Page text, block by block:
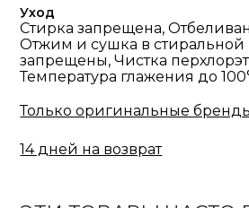
Уход
Стирка запрещена,
Отжим и сушка в
запрещены, Чистка
Температура глажения до
Только оригинальные
14 дней на возврат